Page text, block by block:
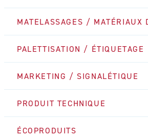
MATELASSAGES / MATÉRIAUX
PALETTISATION / ÉTIQUETAGE
MARKETING / SIGNALÉTIQUE
PRODUIT TECHNIQUE
ÉCOPRODUITS